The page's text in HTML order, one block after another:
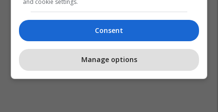
Consent
Manage options